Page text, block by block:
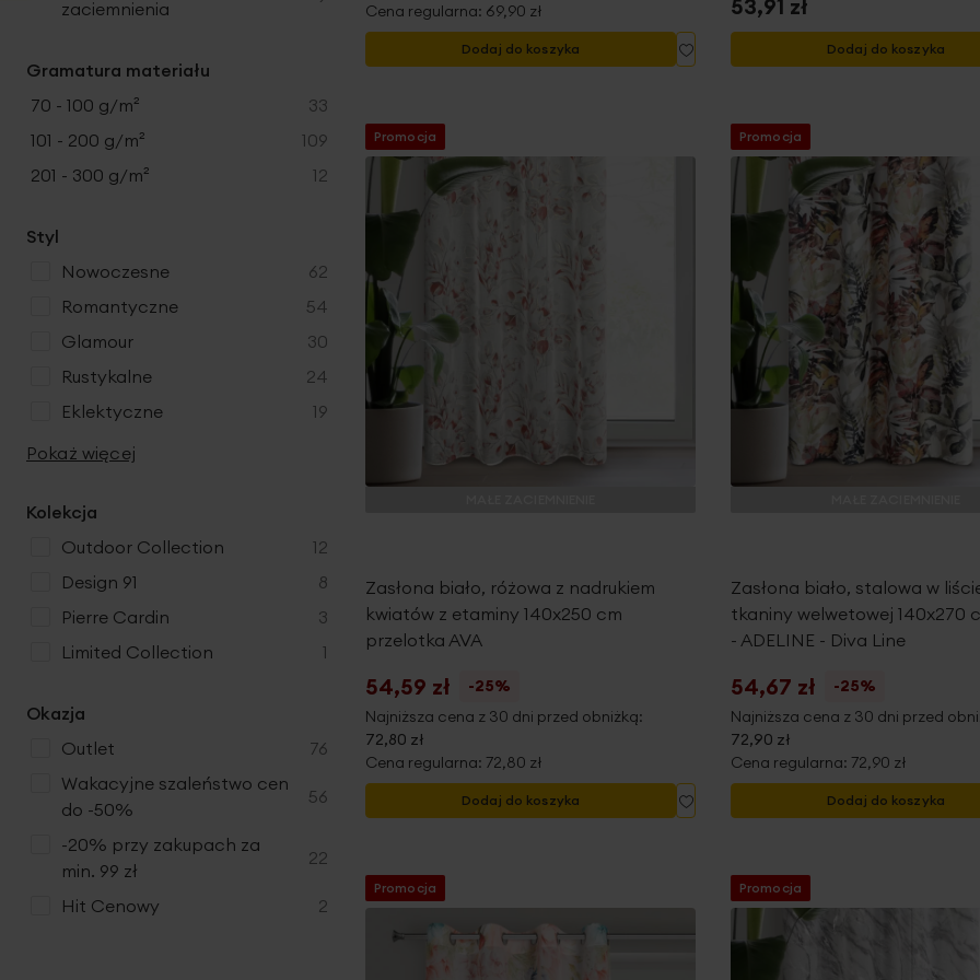
Cena regularna: 69,90 zł
Dodaj do koszyka
do
53,91 zł
Dodaj do koszyka
Promocja
Zasłona biało, różowa z nadrukiem
kwiatów z etaminy 140x250 cm
przelotka AVA
54,59 zł
-25%
Najniższa cena z 30 dni przed obniżką:
72,80 zł
Cena regularna: 72,80 zł
Dodaj do koszyka
do
Promocja
Zasłona biało, stalowa w
tkaniny welwetowej 140x270
- ADELINE - Diva Line
54,67 zł
-25%
Najniższa cena z 30 dni przed
72,90 zł
Cena regularna: 72,90 zł
Dodaj do koszyka
Promocja Promocja
zaciemnienia
Gramatura materiału
70 - 100 g/m²
33
produkty
101 - 200 g/m²
109
produkty
201 - 300 g/m²
12
produkty
Styl
nowoczesne
62
produkty
romantyczne
54
produkty
glamour
30
produkty
rustykalne
24
produkty
eklektyczne
19
produkty
Pokaż więcej
Kolekcja
Outdoor Collection
12
produkty
Design 91
8
produkty
Pierre Cardin
3
produkty
Limited Collection
1produkt
Okazja
Outlet
76
produkty
Wakacyjne szaleństwo cen
do -50%
56
produkty
-20% przy zakupach za
min. 99 zł
22
produkty
Hit Cenowy 2
produkty